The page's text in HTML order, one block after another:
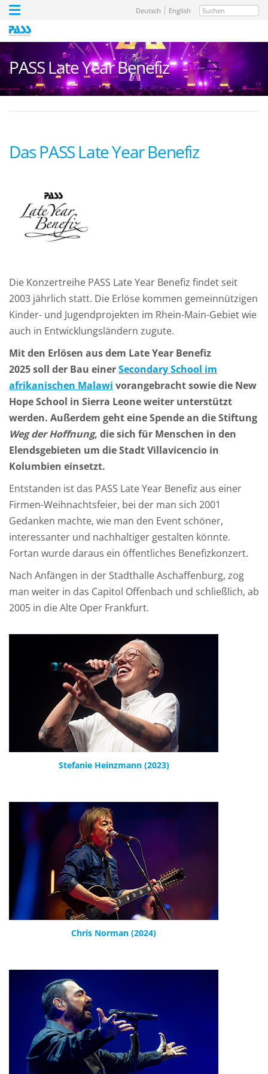
Suchen
Deutsch English
PASS Late Year Benefiz
Das PASS Late Year Benefiz
Die Konzertreihe PASS Late Year Benefiz findet seit
2003 jährlich statt. Die Erlöse kommen gemeinnützigen
Kinder- und Jugendprojekten im Rhein-Main-Gebiet wie
auch in Entwicklungsländern zugute.
Mit den Erlösen aus dem Late Year Benefiz
2025 soll der Bau einerSecondary School im
afrikanischen Malawi vorangebracht sowie die New
Hope School in Sierra Leone weiter unterstützt
werden. Außerdem geht eine Spende an die Stiftung
Weg der Hoffnung, die sich für Menschen in den
Elendsgebieten um die Stadt Villavicencio in
Kolumbien einsetzt.
Entstanden ist das PASS Late Year Benefiz aus einer
Firmen-Weihnachtsfeier, bei der man sich 2001
Gedanken machte, wie man den Event schöner,
interessanter und nachhaltiger gestalten könnte.
Fortan wurde daraus ein öffentliches Benefizkonzert.
Nach Anfängen in der Stadthalle Aschaffenburg, zog
man weiter in das Capitol Offenbach und schließlich, ab
2005 in die Alte Oper Frankfurt.
Stefanie Heinzmann (2023)
Chris Norman (2024)